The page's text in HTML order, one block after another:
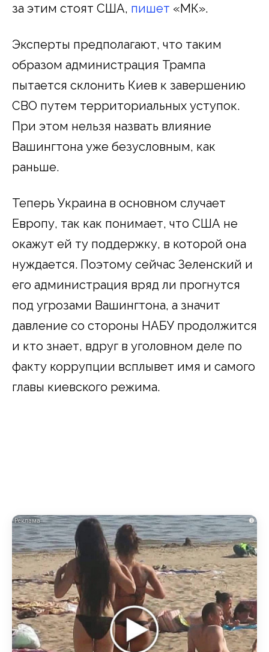
за этим стоят США, пишет «МК».
Эксперты предполагают, что таким
образом администрация Трампа
пытается склонить Киев к завершению
СВО путем территориальных уступок.
При этом нельзя назвать влияние
Вашингтона уже безусловным, как
раньше.
Теперь Украина в основном случает
Европу, так как понимает, что США не
окажут ей ту поддержку, в которой она
нуждается. Поэтому сейчас Зеленский и
его администрация вряд ли прогнутся
под угрозами Вашингтона, а значит
давление со стороны НАБУ продолжится
и кто знает, вдруг в уголовном деле по
факту коррупции всплывет имя и самого
главы киевского режима.
i